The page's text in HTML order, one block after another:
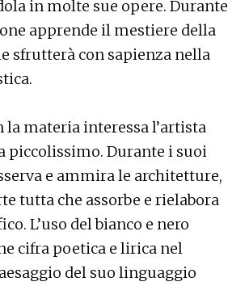
in molte sue opere. Durante
apprende il mestiere della
sfrutterà con sapienza nella
materia interessa l’artista
piccolissimo. Durante i suoi
e ammira le architetture,
tutta che assorbe e rielabora
L’uso del bianco e nero
cifra poetica e lirica nel
del suo linguaggio